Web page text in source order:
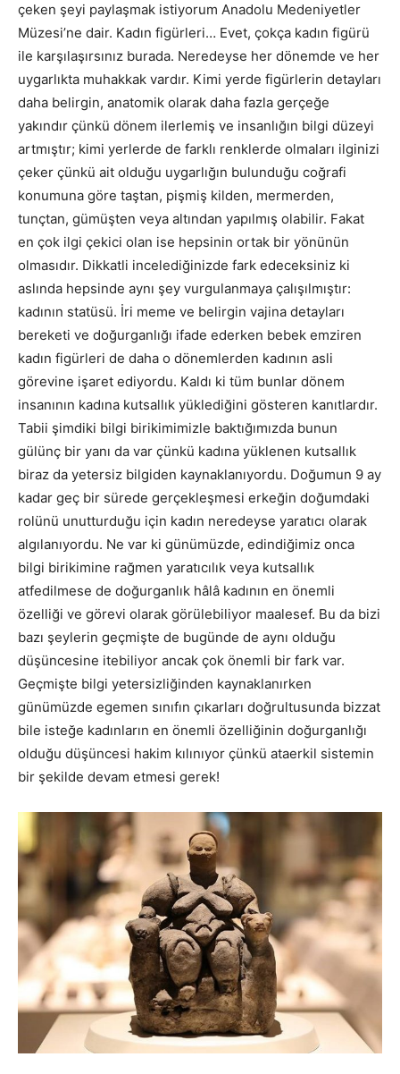
çeken şeyi paylaşmak istiyorum Anadolu Medeniyetler
Müzesi’ne dair. Kadın figürleri… Evet, çokça kadın figürü
ile karşılaşırsınız burada. Neredeyse her dönemde ve her
uygarlıkta muhakkak vardır. Kimi yerde figürlerin detayları
daha belirgin, anatomik olarak daha fazla gerçeğe
yakındır çünkü dönem ilerlemiş ve insanlığın bilgi düzeyi
artmıştır; kimi yerlerde de farklı renklerde olmaları ilginizi
çeker çünkü ait olduğu uygarlığın bulunduğu coğrafi
konumuna göre taştan, pişmiş kilden, mermerden,
tunçtan, gümüşten veya altından yapılmış olabilir. Fakat
en çok ilgi çekici olan ise hepsinin ortak bir yönünün
olmasıdır. Dikkatli incelediğinizde fark edeceksiniz ki
aslında hepsinde aynı şey vurgulanmaya çalışılmıştır:
kadının statüsü. İri meme ve belirgin vajina detayları
bereketi ve doğurganlığı ifade ederken bebek emziren
kadın figürleri de daha o dönemlerden kadının asli
görevine işaret ediyordu. Kaldı ki tüm bunlar dönem
insanının kadına kutsallık yüklediğini gösteren kanıtlardır.
Tabii şimdiki bilgi birikimimizle baktığımızda bunun
gülünç bir yanı da var çünkü kadına yüklenen kutsallık
biraz da yetersiz bilgiden kaynaklanıyordu. Doğumun 9 ay
kadar geç bir sürede gerçekleşmesi erkeğin doğumdaki
rolünü unutturduğu için kadın neredeyse yaratıcı olarak
algılanıyordu. Ne var ki günümüzde, edindiğimiz onca
bilgi birikimine rağmen yaratıcılık veya kutsallık
atfedilmese de doğurganlık hâlâ kadının en önemli
özelliği ve görevi olarak görülebiliyor maalesef. Bu da bizi
bazı şeylerin geçmişte de bugünde de aynı olduğu
düşüncesine itebiliyor ancak çok önemli bir fark var.
Geçmişte bilgi yetersizliğinden kaynaklanırken
günümüzde egemen sınıfın çıkarları doğrultusunda bizzat
bile isteğe kadınların en önemli özelliğinin doğurganlığı
olduğu düşüncesi hakim kılınıyor çünkü ataerkil sistemin
bir şekilde devam etmesi gerek!